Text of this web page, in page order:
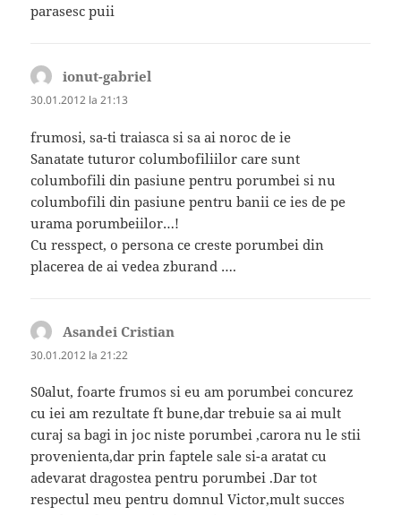
parasesc puii
ionut-gabriel
30.01.2012 la 21:13
frumosi, sa-ti traiasca si sa ai noroc de ie
Sanatate tuturor columbofiliilor care sunt
columbofili din pasiune pentru porumbei si nu
columbofili din pasiune pentru banii ce ies de pe
urama porumbeiilor…!
Cu resspect, o persona ce creste porumbei din
placerea de ai vedea zburand ….
Asandei Cristian
30.01.2012 la 21:22
S0alut, foarte frumos si eu am porumbei concurez
cu iei am rezultate ft bune,dar trebuie sa ai mult
curaj sa bagi in joc niste porumbei ,carora nu le stii
provenienta,dar prin faptele sale si-a aratat cu
adevarat dragostea pentru porumbei .Dar tot
respectul meu pentru domnul Victor,mult succes